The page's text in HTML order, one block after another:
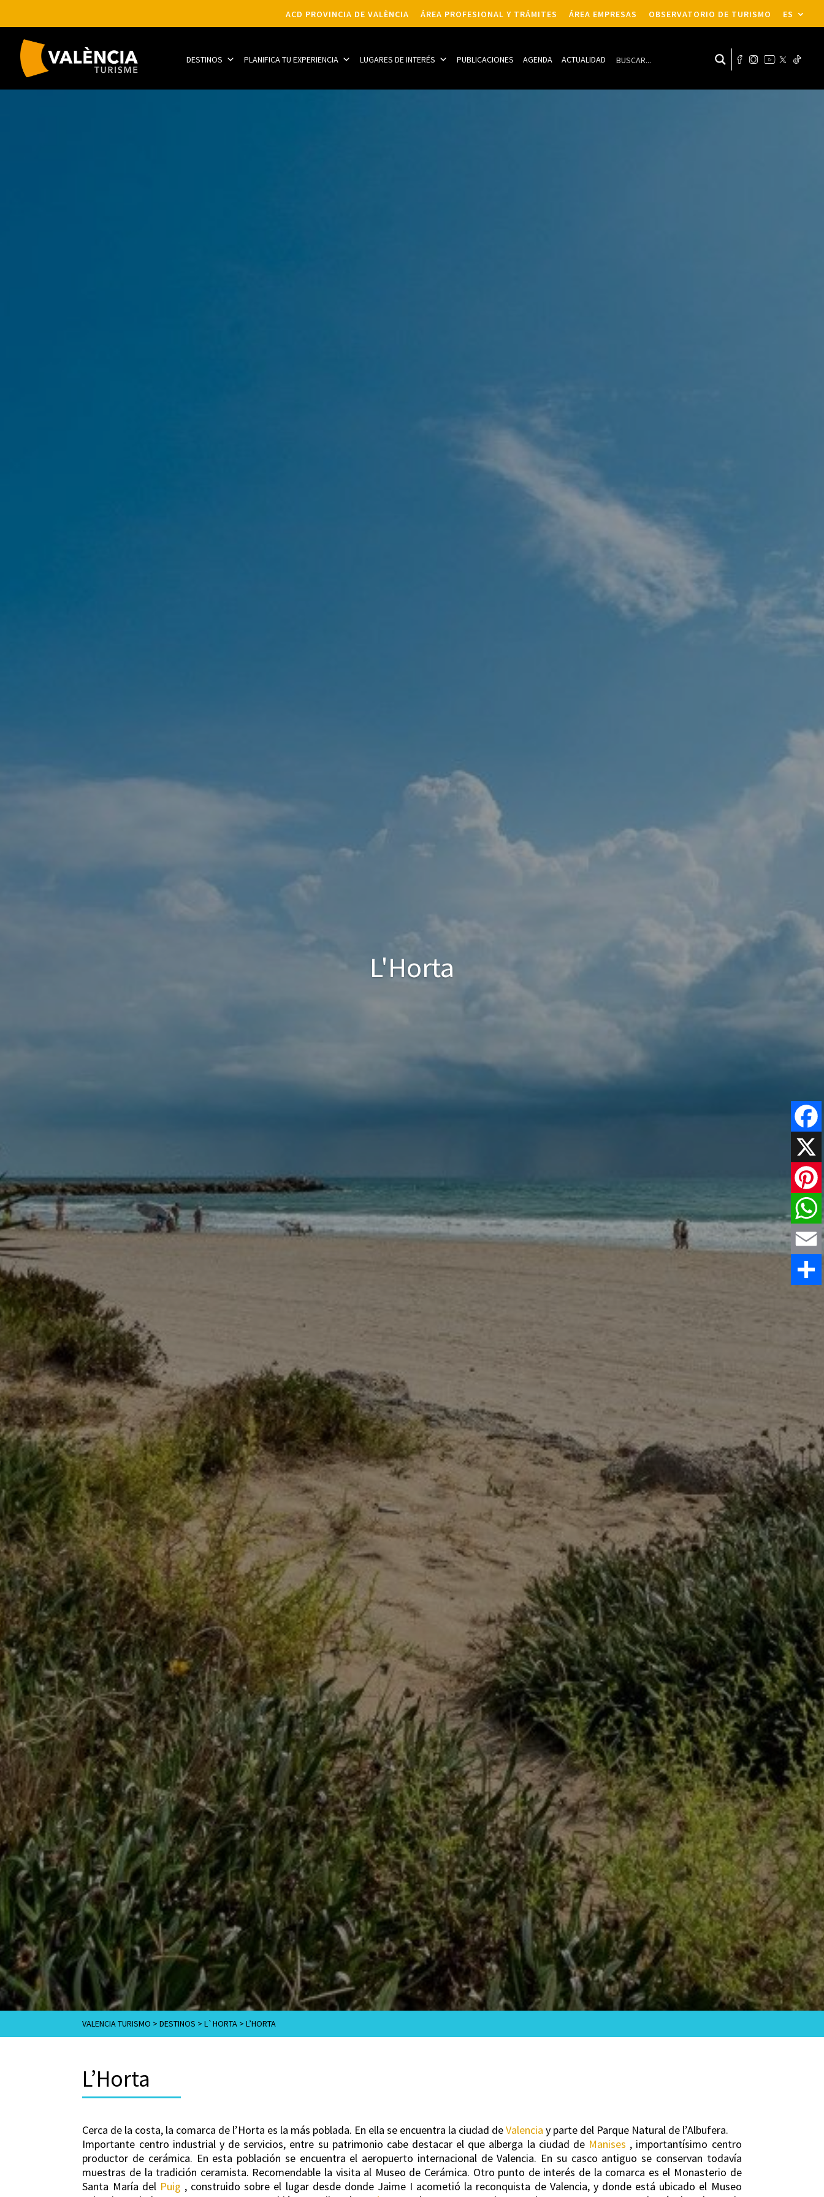
ACD PROVINCIA DE VALÈNCIA ÁREA PROFESIONAL Y TRÁMITES ÁREA EMPRESAS OBSERVATORIO DE TURISMO ES
DESTINOS PLANIFICA TU EXPERIENCIA LUGARES DE INTERÉS PUBLICACIONES AGENDA ACTUALIDAD
L'Horta
VALENCIA TURISMO >DESTINOS >L`HORTA >L’HORTA
L’Horta
Cerca de la costa, la comarca de l’Horta es la más poblada. En ella se encuentra la ciudad deValenciay parte del Parque Natural de l’Albufera.
Importante centro industrial y de servicios, entre su patrimonio cabe destacar el que alberga la ciudad de Manises , importantísimo centro
productor de cerámica. En esta población se encuentra el aeropuerto internacional de Valencia. En su casco antiguo se conservan todavía
muestras de la tradición ceramista. Recomendable la visita al Museo de Cerámica. Otro punto de interés de la comarca es el Monasterio de
Santa María del Puig , construido sobre el lugar desde donde Jaime I acometió la reconquista de Valencia, y donde está ubicado el Museo
X
Email